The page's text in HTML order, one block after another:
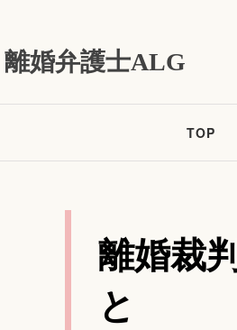
離婚弁護士ALG
TOP
離婚裁
と